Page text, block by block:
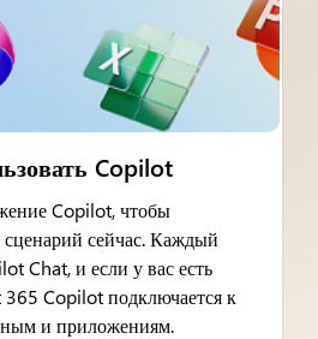
Copilot
Copilot, чтобы
сейчас. Каждый
Chat, и если у вас есть
Copilot подключается к
и приложениям.